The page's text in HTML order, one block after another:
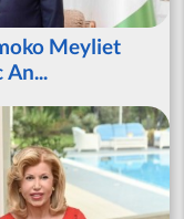
Meyliet
An...